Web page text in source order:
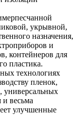
укрывной,
назначения,
и
контейнеров для
пластика.
технологиях
пленок,
универсальных
и весьма
улучшенные